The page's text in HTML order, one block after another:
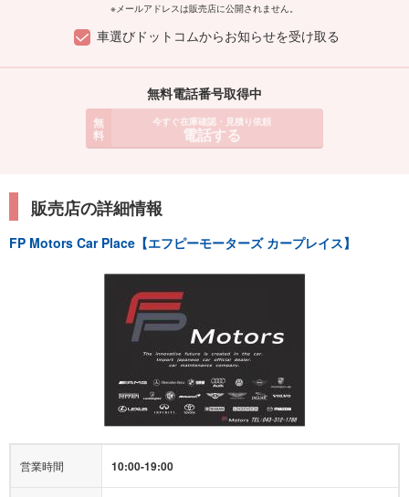
※メールアドレスは販売店に公開されません。
車選びドットコムからお知らせを受け取る
無料電話番号取得中
無
料
今すぐ在庫確認・見積り依頼
電話する
販売店の詳細情報
FP Motors Car Place【エフピーモーターズ カープレイス】
営業時間 10:00-19:00